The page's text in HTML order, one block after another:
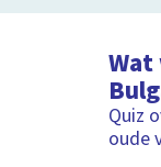
Quiz
oude